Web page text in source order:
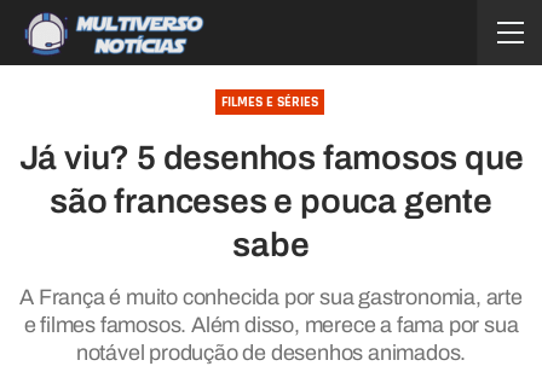
FILMES E SÉRIES
Já viu? 5 desenhos famosos que
são franceses e pouca gente
sabe
A França é muito conhecida por sua gastronomia, arte
e filmes famosos. Além disso, merece a fama por sua
notável produção de desenhos animados.